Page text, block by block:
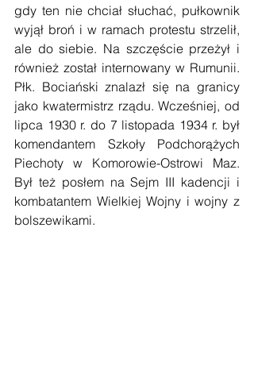
gdy ten nie chciał słuchać, pułkownik
wyjął broń i w ramach protestu strzelił,
ale do siebie. Na szczęście przeżył i
również został internowany w Rumunii.
Płk. Bociański znalazł się na granicy
jako kwatermistrz rządu. Wcześniej, od
lipca 1930 r. do 7 listopada 1934 r. był
komendantem Szkoły Podchorążych
Piechoty w Komorowie-Ostrowi Maz.
Był też posłem na Sejm III kadencji i
kombatantem Wielkiej Wojny i wojny z
bolszewikami.